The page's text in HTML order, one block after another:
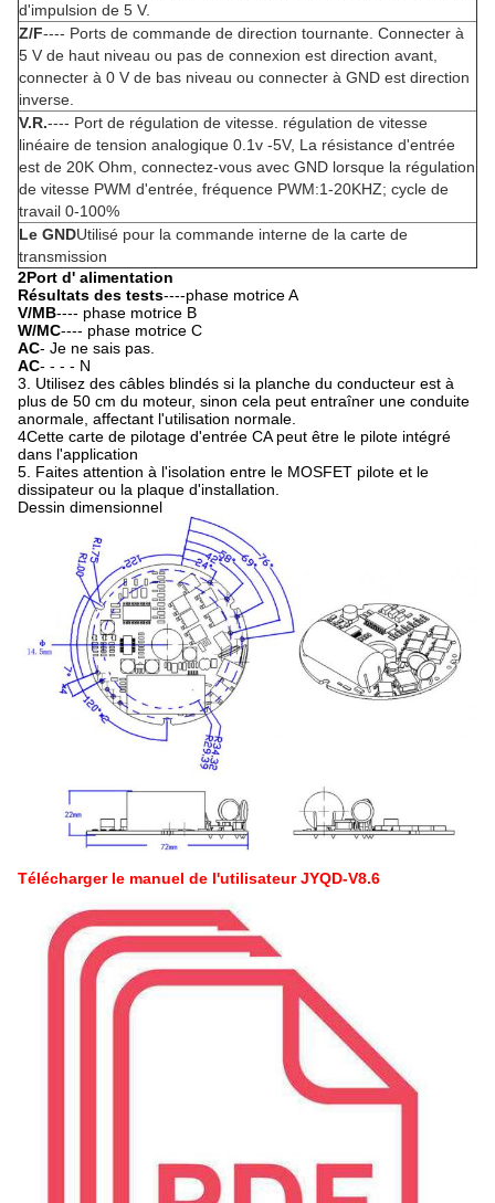
d'impulsion de 5 V.
Z/F---- Ports de commande de direction tournante. Connecter à
5 V de haut niveau ou pas de connexion est direction avant,
connecter à 0 V de bas niveau ou connecter à GND est direction
inverse.
V.R.---- Port de régulation de vitesse. régulation de vitesse
linéaire de tension analogique 0.1v -5V, La résistance d'entrée
est de 20K Ohm, connectez-vous avec GND lorsque la régulation
de vitesse PWM d'entrée, fréquence PWM:1-20KHZ; cycle de
travail 0-100%
Le GNDUtilisé pour la commande interne de la carte de
transmission
2Port d' alimentation
Résultats des tests----phase motrice A
V/MB---- phase motrice B
W/MC---- phase motrice C
AC- Je ne sais pas.
AC- - - - N
3. Utilisez des câbles blindés si la planche du conducteur est à
plus de 50 cm du moteur, sinon cela peut entraîner une conduite
anormale, affectant l'utilisation normale.
4Cette carte de pilotage d'entrée CA peut être le pilote intégré
dans l'application
5. Faites attention à l'isolation entre le MOSFET pilote et le
dissipateur ou la plaque d'installation.
Dessin dimensionnel
Télécharger le manuel de l'utilisateur JYQD-V8.6